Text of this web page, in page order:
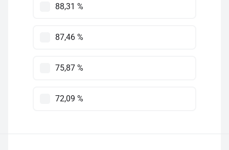
88,31 %
87,46 %
75,87 %
72,09 %